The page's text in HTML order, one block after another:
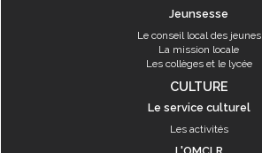
Jeunsesse
Le conseil local des jeunes
La mission locale
Les collèges et le lycée
CULTURE
Le service culturel
Les activités